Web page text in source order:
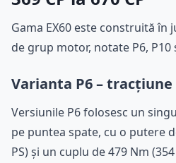
Gama EX60 este construită
de grup motor, notate P6, P10
Varianta P6 –
Versiunile P6 folosesc un
pe puntea spate, cu o putere
PS) și un cuplu de 479 Nm